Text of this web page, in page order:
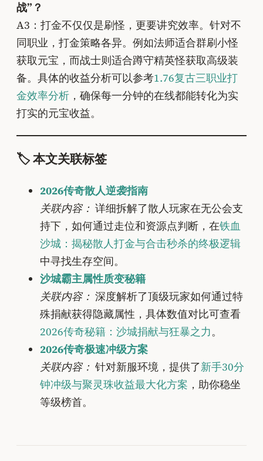
战”？
A3：打金不仅仅是刷怪，更要讲究效率。针对不
同职业，打金策略各异。例如法师适合群刷小怪
获取元宝，而战士则适合蹲守精英怪获取高级装
备。具体的收益分析可以参考1.76复古三职业打
金效率分析 ，确保每一分钟的在线都能转化为实
打实的元宝收益。
🏷️ 本文关联标签
2026传奇散人逆袭指南
关联内容： 详细拆解了散人玩家在无公会支
持下，如何通过走位和资源点判断，在铁血
沙城：揭秘散人打金与合击秒杀的终极逻辑
中寻找生存空间。
沙城霸主属性质变秘籍
关联内容： 深度解析了顶级玩家如何通过特
殊捐献获得隐藏属性，具体数值对比可查看
2026传奇秘籍：沙城捐献与狂暴之力。
2026传奇极速冲级方案
关联内容： 针对新服环境，提供了新手30分
钟冲级与聚灵珠收益最大化方案 ，助你稳坐
等级榜首。